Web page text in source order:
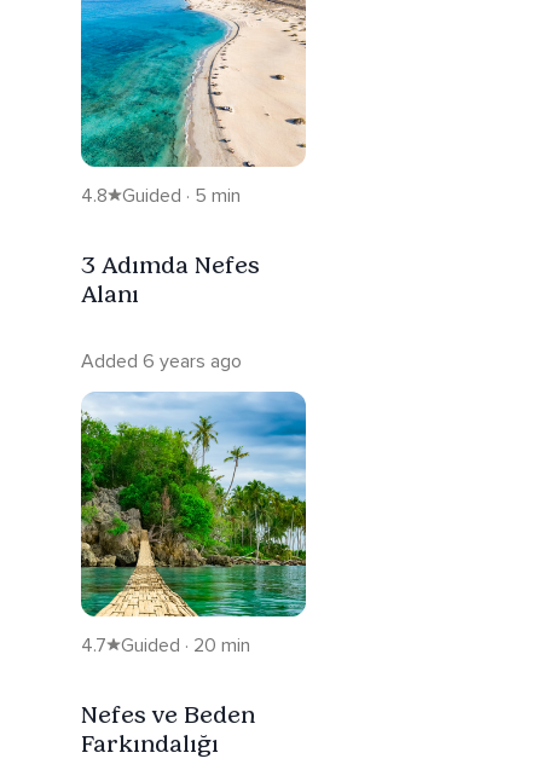
4.8 Guided · 5 min
3 Adımda Nefes
Alanı
Added 6 years ago
4.7 Guided · 20 min
Nefes ve Beden
Farkındalığı